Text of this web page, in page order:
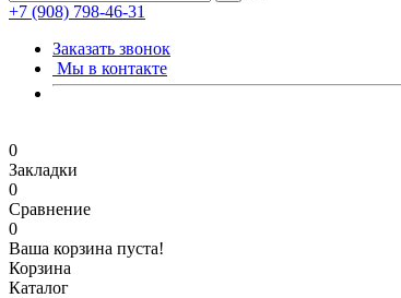
+7 (908) 798-46-31
Заказать звонок
Мы в контакте
0
Закладки
0
Сравнение
0
Ваша корзина пуста!
Корзина
Каталог